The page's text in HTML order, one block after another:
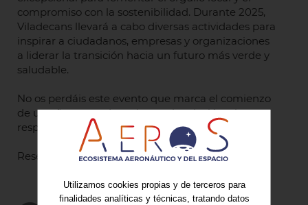
compromiso con la sostenibilidad. Durante 2025,
Viladecans llevará a cabo diversas actividades para
inspirar a ciudadanos, empresas y organizaciones
a liderar la transición hacia un futuro más verde y
saludable.
No os perdáis este evento que marca el comienzo
de un año centrado en la concienciación y la
responsabilidad medioambiental. ¡Os esperamos!
Reserva tu plazaaquí.
Utilizamos cookies propias y de terceros para
finalidades analíticas y técnicas, tratando datos